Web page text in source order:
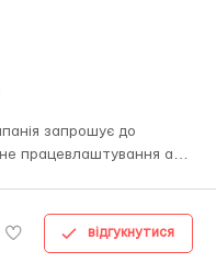
запрошує до
відгукнутися